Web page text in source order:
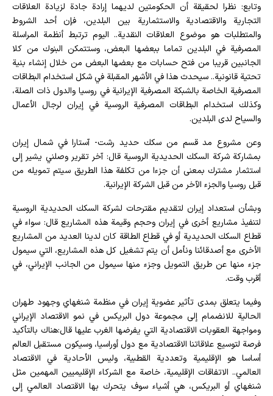
وتابع: نظرا لحقيقة أن الحكومتين لديهما إرادة جادة لزيادة العلاقات
التجارية والاقتصادية والاستثمارية بين البلدين، فإن أحد الشروط
والمتطلبات هو موضوع العلاقات النقدية.. اليوم ترتبط أنظمة المراسلة
المصرفية في البلدين تماما ببعضها البعض، وستتمكن البنوك من كلا
الجانبين قريبا من فتح حسابات مع بعضها البعض من خلال إنشاء بنية
تحتية قانونية.. سيحدث هذا في الأشهر المقبلة في شكل استخدام البطاقات
المصرفية الخاصة بالشبكة المصرفية الإيرانية في روسيا والدول ذات الصلة،
وكذلك استخدام البطاقات المصرفية الروسية في إيران لرجال الأعمال
والسياح لدى البلدين.
وعن مشروع مد قسم من سكك حديد رشت- آستارا في شمال إيران
بمشارکة شركة السكك الحديدية الروسية قال: آخر تقرير وصلني يشير إلى
استثمار مشترك بمعنى أن جزءا من تكلفة هذا الطريق سيتم تمويله من
قبل روسيا والجزء الآخر من قبل الشركة الإيرانية.
وبشأن استعداد إیران لتقديم مقترحات لشركة السكك الحديدية الروسية
لتنفيذ مشاريع أخرى في إيران وحجم وقيمة هذه المشاريع قال: سواء في
قطاع السكك الحديدية أو في قطاع الطاقة كان لدينا العديد من المشاريع
الأخرى مع أصدقائنا ونأمل أن يتم تشغيل كل هذه المشاريع، التي سيمول
جزء منها عن طريق التمويل وجزء منها سيمول من الجانب الإيراني، في
أقرب وقت.
وفیما یتعلق بمدی تأثیر عضوية إيران في منظمة شنغهاي وجهود طهران
الحالية للانضمام إلى مجموعة دول البريكس في نمو الاقتصاد الإيراني
ومواجهة العقوبات الاقتصادية التي يفرضها الغرب عليها قال:هناك بالتأكيد
فرصة لتوسيع علاقاتنا الاقتصادية مع دول أوراسيا، وسيكون مستقبل العالم
أساسا هو الإقليمية وتعددية القطبية، وليس الأحادية في الاقتصاد
العالمي.. الاتفاقات الإقليمية، خاصة مع الشركاء الإقليميين المهمين مثل
شنغهاي أو البريكس، هي أشياء سوف يتحرك بها الاقتصاد العالمي إلى